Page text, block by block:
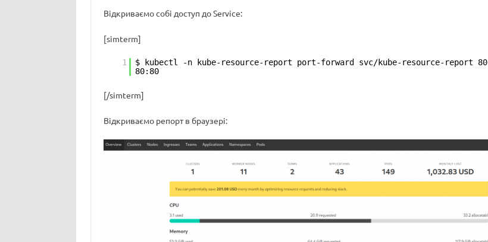
Відкриваємо собі доступ до Service:
[simterm]
1
$ kubectl -n kube-resource-report port-forward svc/kube-resource-report 80
80:80
[/simterm]
Відкриваємо репорт в браузері: